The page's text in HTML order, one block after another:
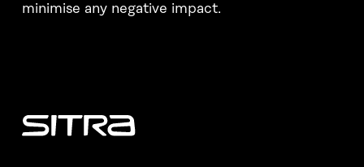
minimise any negative impact.